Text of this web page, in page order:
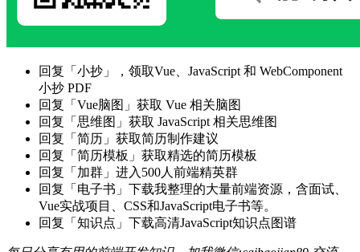
回复「小抄」，领取Vue、JavaScript 和 WebComponent
小抄 PDF
回复「Vue脑图」获取 Vue 相关脑图
回复「思维图」获取 JavaScript 相关思维图
回复「简历」获取简历制作建议
回复「简历模板」获取精选的简历模板
回复「加群」进入500人前端精英群
回复「电子书」下载我整理的大量前端资源，含面试、
Vue实战项目、CSS和JavaScript电子书等。
回复「知识点」下载高清JavaScript知识点图谱